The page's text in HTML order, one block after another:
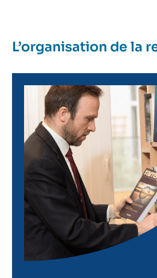
L’organisation de la
Image